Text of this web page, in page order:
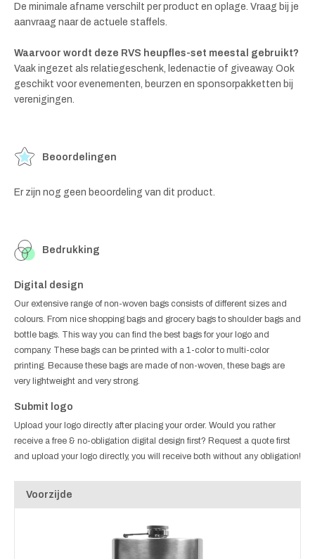
De minimale afname verschilt per product en oplage. Vraag bij je
aanvraag naar de actuele staffels.
Waarvoor wordt deze RVS heupfles-set meestal gebruikt?
Vaak ingezet als relatiegeschenk, ledenactie of giveaway. Ook
geschikt voor evenementen, beurzen en sponsorpakketten bij
verenigingen.
Beoordelingen
Er zijn nog geen beoordeling van dit product.
Bedrukking
Digital design
Our extensive range of non-woven bags consists of different sizes and
colours. From nice shopping bags and grocery bags to shoulder bags and
bottle bags. This way you can find the best bags for your logo and
company. These bags can be printed with a 1-color to multi-color
printing. Because these bags are made of non-woven, these bags are
very lightweight and very strong.
Submit logo
Upload your logo directly after placing your order. Would you rather
receive a free & no-obligation digital design first? Request a quote first
and upload your logo directly, you will receive both without any obligation!
Voorzijde